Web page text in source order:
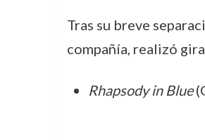
Tras su breve
compañía, realizó
Rhapsody in Blue